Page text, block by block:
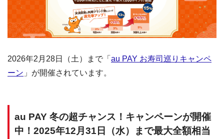
2026年2月28日（土）まで「 au PAY お寿司巡りキャンペ
ーン 」が開催されています。
au PAY 冬の超チャンス！キャンペーンが開催
中！2025年12月31日（水）まで最大全額相当